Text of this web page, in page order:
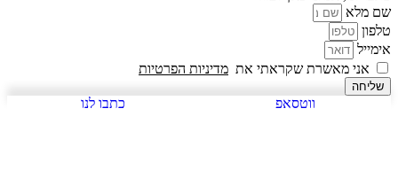
שם מלא
טלפון
אימייל
אני מאשרת שקראתי את מדיניות הפרטיות
שליחה
ווטסאפ כתבו לנו